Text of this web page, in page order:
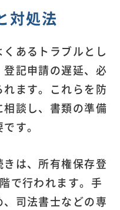
対処法
あるトラブルとし
記申請の遅延、必
ます。これらを防
談し、書類の準備
す。
は、所有権保存登
で行われます。手
司法書士などの専